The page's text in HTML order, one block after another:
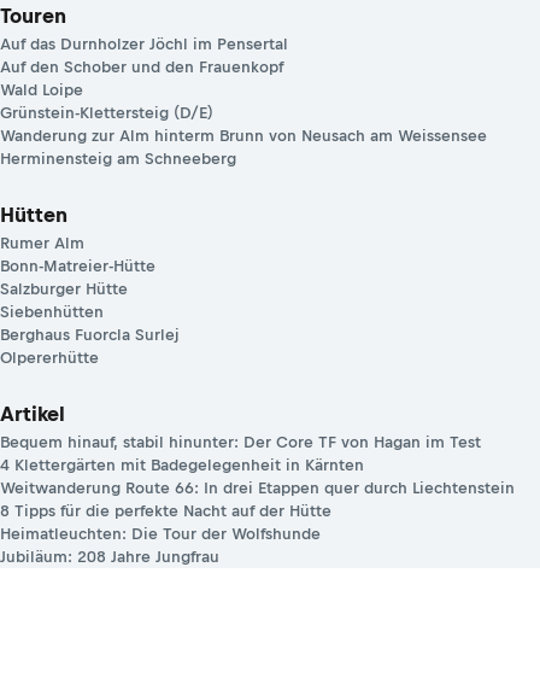
Touren
Auf das Durnholzer Jöchl im Pensertal
Auf den Schober und den Frauenkopf
Wald Loipe
Grünstein-Klettersteig (D/E)
Wanderung zur Alm hinterm Brunn von Neusach am Weissensee
Herminensteig am Schneeberg
Hütten
Rumer Alm
Bonn-Matreier-Hütte
Salzburger Hütte
Siebenhütten
Berghaus Fuorcla Surlej
Olpererhütte
Artikel
Bequem hinauf, stabil hinunter: Der Core TF von Hagan im Test
4 Klettergärten mit Badegelegenheit in Kärnten
Weitwanderung Route 66: In drei Etappen quer durch Liechtenstein
8 Tipps für die perfekte Nacht auf der Hütte
Heimatleuchten: Die Tour der Wolfshunde
Jubiläum: 208 Jahre Jungfrau